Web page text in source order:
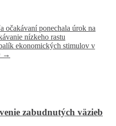
očakávaní ponechala úrok na
nízkeho rastu
ekonomických stimulov v
→
zabudnutých väzieb